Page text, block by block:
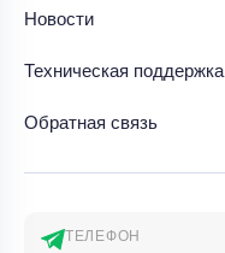
Новости
Техническая поддержка
Обратная связь
ТЕЛЕФОН